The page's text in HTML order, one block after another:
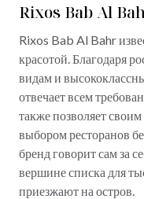
Rixos Bab Al
Rixos Bab Al Bahr
красотой. Благодаря
видам и
отвечает всем
также позволяет
выбором ресторанов
бренд говорит сам за
вершине списка для
приезжают на остров.